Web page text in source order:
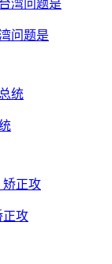
问题是
正攻